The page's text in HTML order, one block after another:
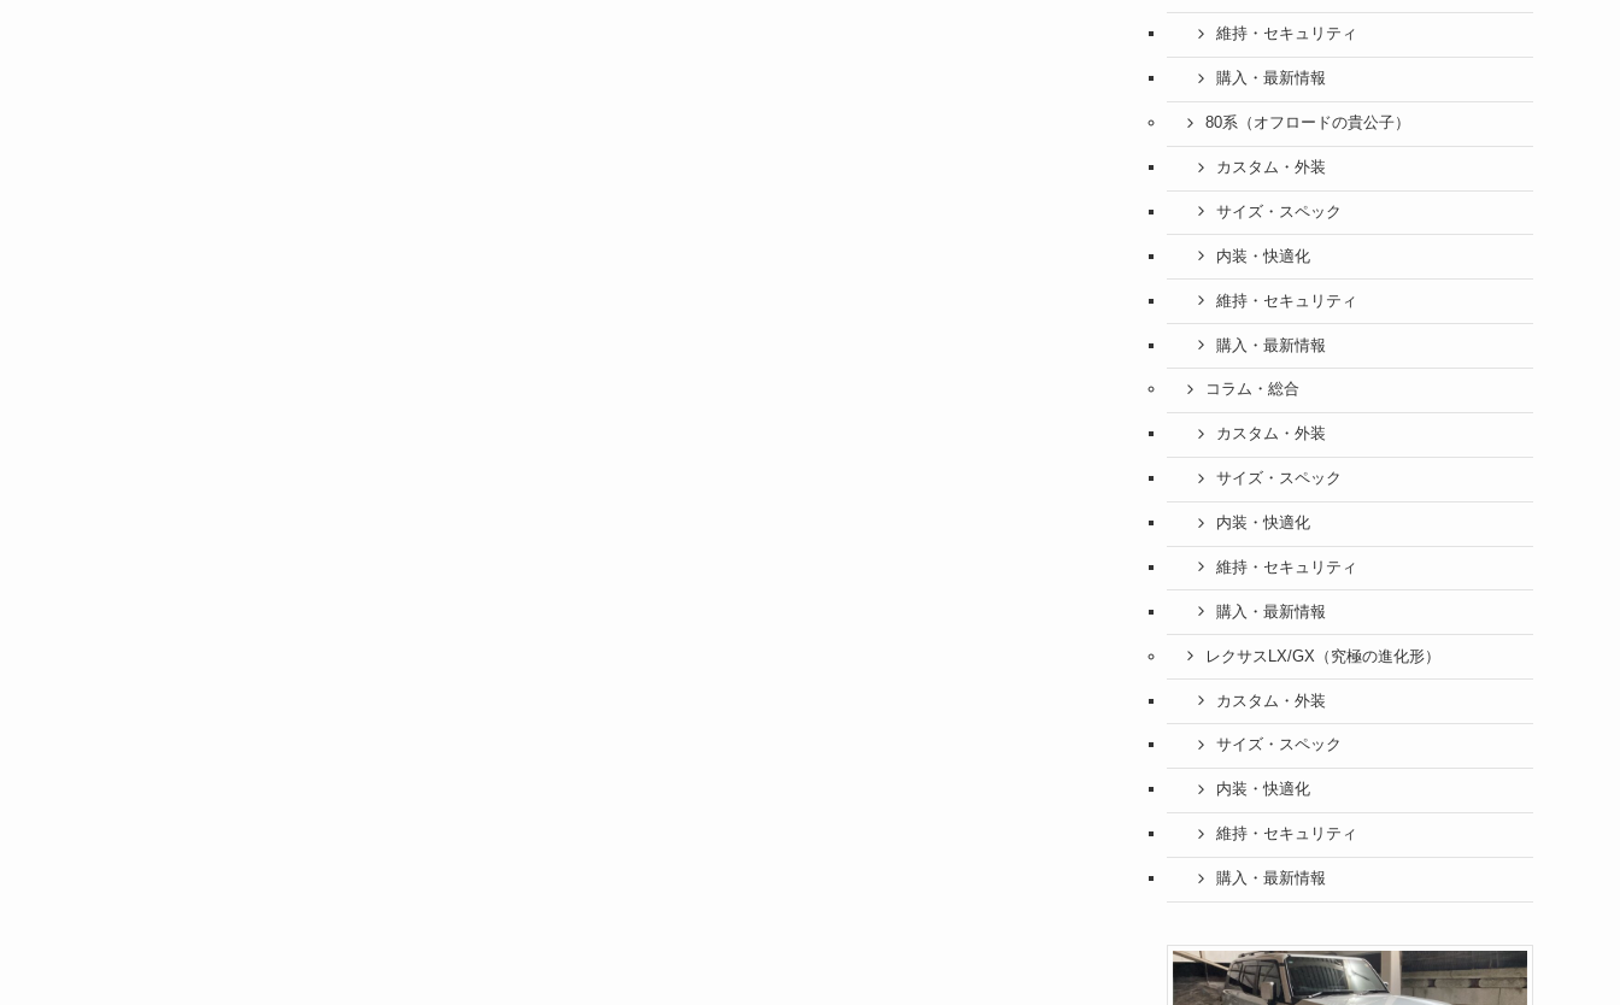
維持・セキュリティ
購入・最新情報
80系（オフロードの貴公子）
カスタム・外装
サイズ・スペック
内装・快適化
維持・セキュリティ
購入・最新情報
コラム・総合
カスタム・外装
サイズ・スペック
内装・快適化
維持・セキュリティ
購入・最新情報
レクサスLX/GX（究極の進化形）
カスタム・外装
サイズ・スペック
内装・快適化
維持・セキュリティ
購入・最新情報